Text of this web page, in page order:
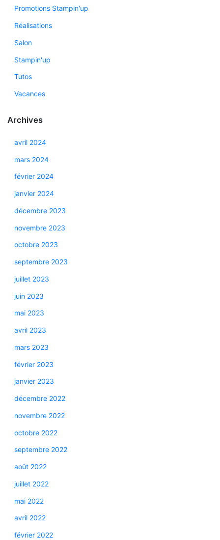
Promotions Stampin'up
Réalisations
Salon
Stampin'up
Tutos
Vacances
Archives
avril 2024
mars 2024
février 2024
janvier 2024
décembre 2023
novembre 2023
octobre 2023
septembre 2023
juillet 2023
juin 2023
mai 2023
avril 2023
mars 2023
février 2023
janvier 2023
décembre 2022
novembre 2022
octobre 2022
septembre 2022
août 2022
juillet 2022
mai 2022
avril 2022
février 2022